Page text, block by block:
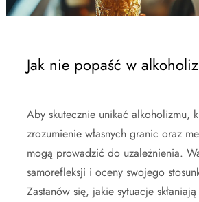
Jak nie popaść w
Aby skutecznie unikać alkoholizmu,
zrozumienie własnych granic oraz
mogą prowadzić do uzależnienia.
samorefleksji i oceny swojego
Zastanów się, jakie sytuacje